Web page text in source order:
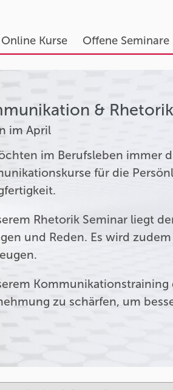
Online Kurse Offene Seminare
& Rhetorik
im April
im Berufsleben immer
für die
Rhetorik Seminar liegt
und Reden. Es wird
zu schärfen, um